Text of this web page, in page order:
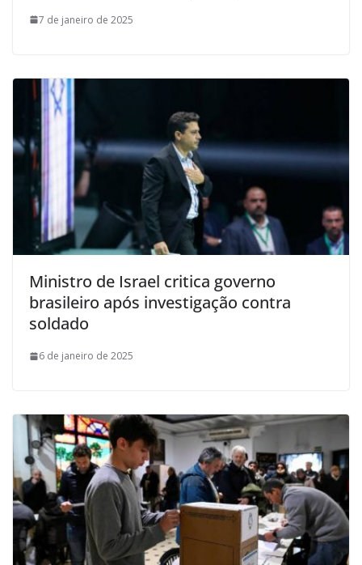
7 de janeiro de 2025
Ministro de Israel critica governo
brasileiro após investigação contra
soldado
6 de janeiro de 2025